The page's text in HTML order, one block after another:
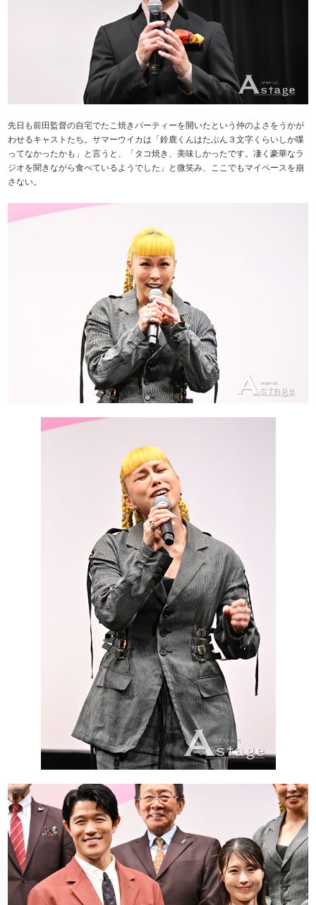
先日も前田監督の自宅でたこ焼きパーティーを開いたという仲のよさをうかが
わせるキャストたち。サマーウイカは「鈴鹿くんはたぶん３文字くらいしか喋
ってなかったかも」と言うと、「タコ焼き、美味しかったです。凄く豪華なラ
ジオを聞きながら食べているようでした」と微笑み、ここでもマイペースを崩
さない。